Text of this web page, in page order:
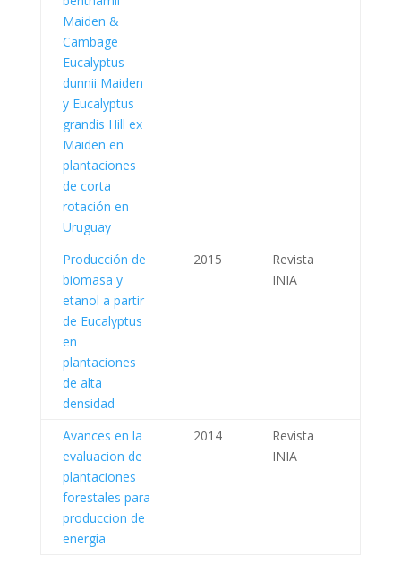
Maiden &
Cambage
Eucalyptus
dunnii Maiden
y Eucalyptus
grandis Hill ex
Maiden en
plantaciones
de corta
rotación en
Uruguay
Producción de
biomasa y
etanol a partir
de Eucalyptus
en
plantaciones
de alta
densidad
2015
Revista
INIA
Avances en la
evaluacion de
plantaciones
forestales para
produccion de
energía
2014
Revista
INIA